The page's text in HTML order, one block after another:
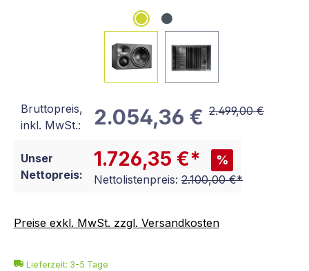
Bruttopreis,
inkl. MwSt.:
2.054,36 € 2.499,00 €
Unser
Nettopreis:
1.726,35 €* %
Nettolistenpreis: 2.100,00 €*
Preise exkl. MwSt. zzgl. Versandkosten
Lieferzeit: 3-5 Tage